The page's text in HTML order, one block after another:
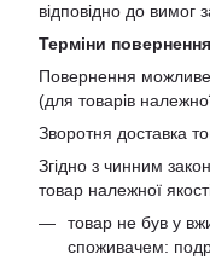
відповідно до вимог
Терміни повернення
Повернення можливе
(для товарів належної
Зворотня доставка
Згідно з чинним
товар належної
товар не був у
споживачем: